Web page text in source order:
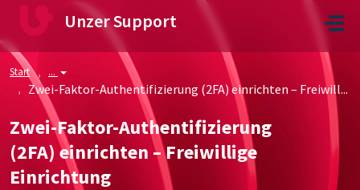
Zum hauptsächlichen Inhalt gehen
Unzer Support
Start ...
Zwei-Faktor-Authentifizierung (2FA) einrichten – Freiwill...
Zwei-Faktor-Authentifizierung
(2FA) einrichten – Freiwillige
Einrichtung